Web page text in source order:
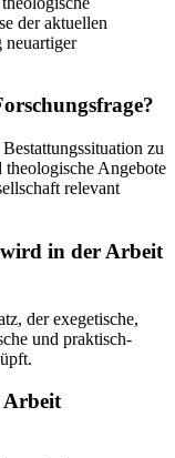
der aktuellen
neuartiger
zu
Angebote
relevant
wird in der Arbeit
der exegetische,
und praktisch-